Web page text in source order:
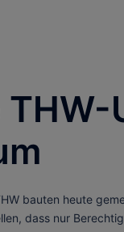
bauten heute
dass nur